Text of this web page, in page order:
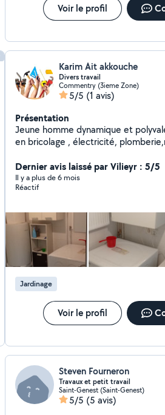
Voir le profil
Karim Ait akkouche
Divers travail
Commentry (3ieme Zone)
5/5 (1 avis)
Présentation
Jeune homme dynamique et
en bricolage , électricité,
Dernier avis laissé par Vilieyr : 5/5
Il y a plus de 6 mois
Réactif
Jardinage
Voir le profil
Steven Fourneron
Travaux et petit travail
Saint-Genest (Saint-Genest)
5/5 (5 avis)